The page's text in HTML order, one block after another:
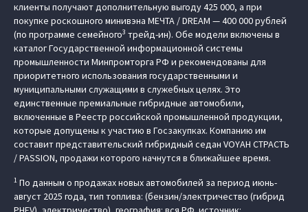
клиенты получают дополнительную выгоду 425 000, а при
покупке роскошного минивэна МЕЧТА / DREAM — 400 000 рублей
(по программе семейного3 трейд-ин). Обе модели включены в
каталог Государственной информационной системы
промышленности Минпромторга РФ и рекомендованы для
приоритетного использования государственными и
муниципальными служащими в служебных целях. Это
единственные премиальные гибридные автомобили,
включенные в Реестр российской промышленной продукции,
которые допущены к участию в Госзакупках. Компанию им
составит представительский гибридный седан VOYAH СТРАСТЬ
/ PASSION, продажи которого начнутся в ближайшее время.
1 По данным о продажах новых автомобилей за период июнь-
август 2025 года, тип топлива: (бензин/электричество (гибрид